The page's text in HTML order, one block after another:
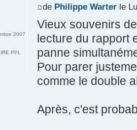
de Philippe Warterle
Vieux souvenirs
lecture du rapport
panne
Pour parer
comme le double
Après, c'est
2007
PPL